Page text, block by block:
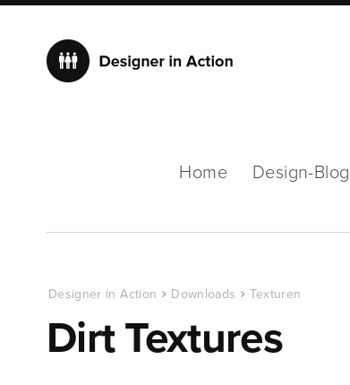
Home Design-Blog
Designer in Action Downloads Texturen
Dirt Textures